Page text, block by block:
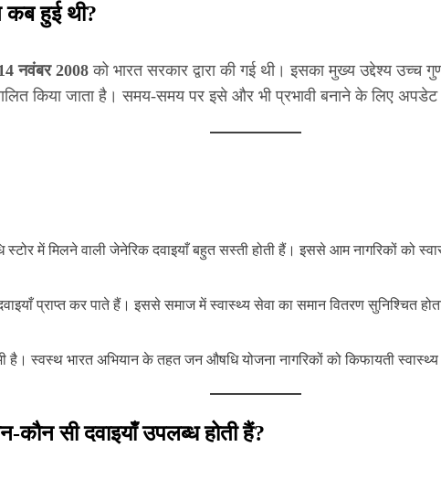
हुई थी?
नवंबर 2008 को भारत सरकार द्वारा की गई थी। इसका मुख्य उद्देश्य उच्च
किया जाता है। समय-समय पर इसे और भी प्रभावी बनाने के लिए अपडेट
स्टोर में मिलने वाली जेनेरिक दवाइयाँ बहुत सस्ती होती हैं। इससे आम नागरिकों को
प्राप्त कर पाते हैं। इससे समाज में स्वास्थ्य सेवा का समान वितरण सुनिश्चित
है। स्वस्थ भारत अभियान के तहत जन औषधि योजना नागरिकों को किफायती स्वास्थ्य
सी दवाइयाँ उपलब्ध होती हैं?